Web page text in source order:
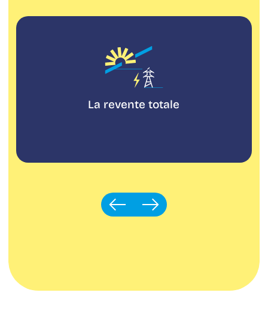
La revente totale